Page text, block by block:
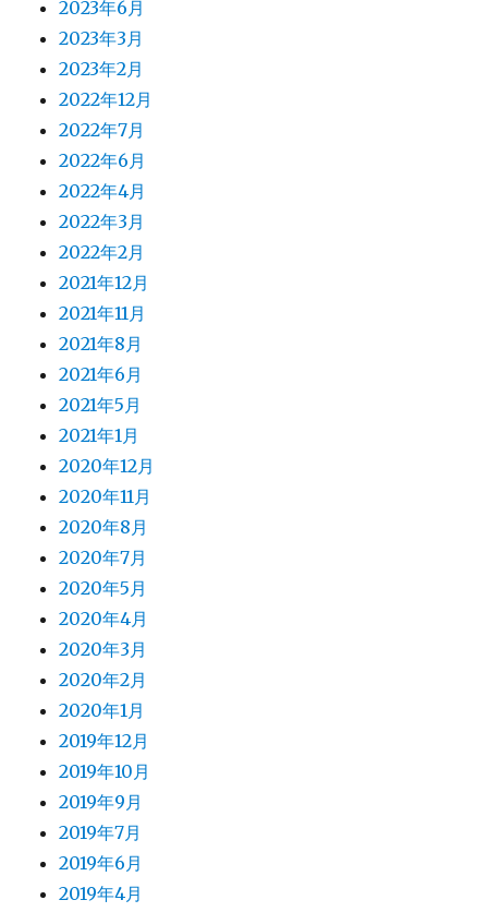
2023年6月
2023年3月
2023年2月
2022年12月
2022年7月
2022年6月
2022年4月
2022年3月
2022年2月
2021年12月
2021年11月
2021年8月
2021年6月
2021年5月
2021年1月
2020年12月
2020年11月
2020年8月
2020年7月
2020年5月
2020年4月
2020年3月
2020年2月
2020年1月
2019年12月
2019年10月
2019年9月
2019年7月
2019年6月
2019年4月